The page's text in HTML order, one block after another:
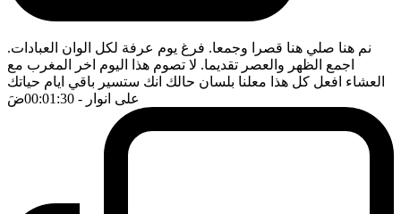
نم هنا صلي هنا قصرا وجمعا. فرغ يوم عرفة لكل الوان العبادات.
اجمع الظهر والعصر تقديما. لا تصوم هذا اليوم اخر المغرب مع
العشاء افعل كل هذا معلنا بلسان حالك انك ستسير باقي ايام حياتك
على انوار - 00:01:30 ضَ